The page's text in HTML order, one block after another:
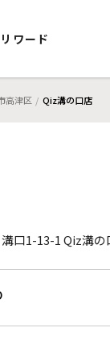
リワード
高津区 Qiz溝の口店
口1-13-1 Qiz溝の